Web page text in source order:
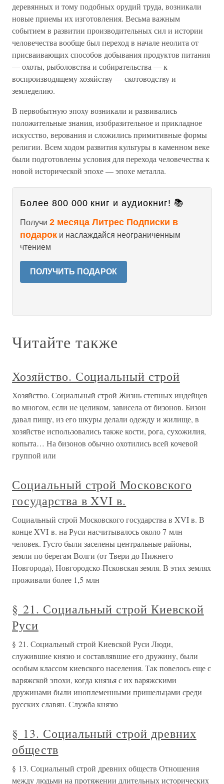
деревянных и тому подобных орудий труда, возникали
новые приемы их изготовления. Весьма важным
событием в развитии производительных сил и истории
человечества вообще был переход в начале неолита от
присваивающих способов добывания продуктов питания
— охоты, рыболовства и собирательства — к
воспроизводящему хозяйству — скотоводству и
земледелию.
В первобытную эпоху возникали и развивались
положительные знания, изобразительное и прикладное
искусство, верования и сложились примитивные формы
религии. Всем ходом развития культуры в каменном веке
были подготовлены условия для перехода человечества к
новой исторической эпохе — эпохе металла.
Более 800 000 книг и аудиокниг! 📚
Получи 2 месяца Литрес Подписки в
подарок и наслаждайся неограниченным
чтением
ПОЛУЧИТЬ ПОДАРОК
Читайте также
Хозяйство. Социальный строй
Хозяйство. Социальный строй Жизнь степных индейцев
во многом, если не целиком, зависела от бизонов. Бизон
давал пищу, из его шкуры делали одежду и жилище, в
хозяйстве использовались также кости, рога, сухожилия,
копыта… На бизонов обычно охотились всей кочевой
группой или
Социальный строй Московского
государства в XVI в.
Социальный строй Московского государства в XVI в. В
конце XVI в. на Руси насчитывалось около 7 млн
человек. Густо были заселены центральные районы,
земли по берегам Волги (от Твери до Нижнего
Новгорода), Новгородско-Псковская земля. В этих землях
проживали более 1,5 млн
§ 21. Социальный строй Киевской
Руси
§ 21. Социальный строй Киевской Руси Люди,
служившие князю и составлявшие его дружину, были
особым классом киевского населения. Так повелось еще с
варяжской эпохи, когда князья с их варяжскими
дружинами были иноплеменными пришельцами среди
русских славян. Служба князю
§ 13. Социальный строй древних
обществ
§ 13. Социальный строй древних обществ Отношения
между людьми на протяжении длительных исторических